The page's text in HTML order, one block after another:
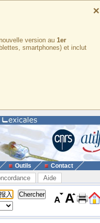
×
version au 1er
smartphones) et inclut
Outils Contact
Aide